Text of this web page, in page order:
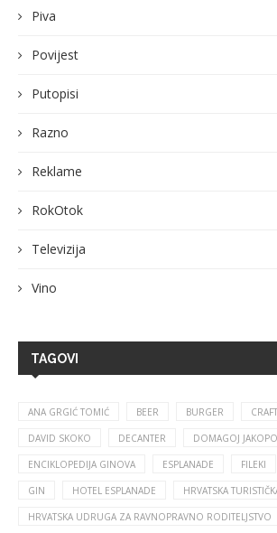
Piva
Povijest
Putopisi
Razno
Reklame
RokOtok
Televizija
Vino
TAGOVI
ANA GRGIĆ TOMIĆ BEER BURGER CRAFT
DAVID SKOKO DECANTER DOMAGOJ
ENCIKLOPEDIJA GINOVA ESPLANADE FILEKI
GIN HOTEL ESPLANADE HRVATSKA
HRVATSKA UDRUGA ZA RAVNOPRAVNO RODITELJSTVO